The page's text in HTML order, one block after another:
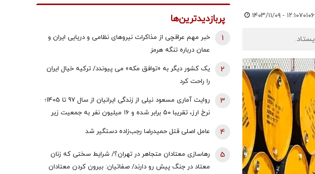
۱۴۰۳/۱۱/۰۹ - ۱۲:۱۰ پربازدیدترین‌ها
خبر مهم عراقچی از مذاکرات نیروهای نظامی و دریایی ایران و
عمان درباره تنگه هرمز
1
یک کشور دیگر به «توافق مکه» می پیوندد/ ترکیه خیال ایران
را راحت کرد
2
روایت آماری مسعود نیلی از زندگی ایرانیان از سال 97 تا 1405؛
نرخ ارز، تقریبا ۵۰ برابر شده و ۱۶‌ میلیون نفر به جمعیت زیر
خط فقر افزوده شده | سرنوشت ایرانِ فردا توسط یکی از دو
رویکرد ساخته می‌شود؛ حکمرانی عرصه جنگاوری است یا عرصه
فراهم‌آوری صلح؟
3
عامل اصلی قتل حمیدرضا رجب‌زاده دستگیر شد 4
رهاسازی معتادان متجاهر در تهران؟/ شرایط سختی که زنان
معتاد در جنگ پیش رو دارند/ صفاتیان: بیرون کردن معتادان
5